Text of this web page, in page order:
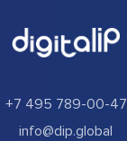
+7 495 789-00-47
info@dip.global